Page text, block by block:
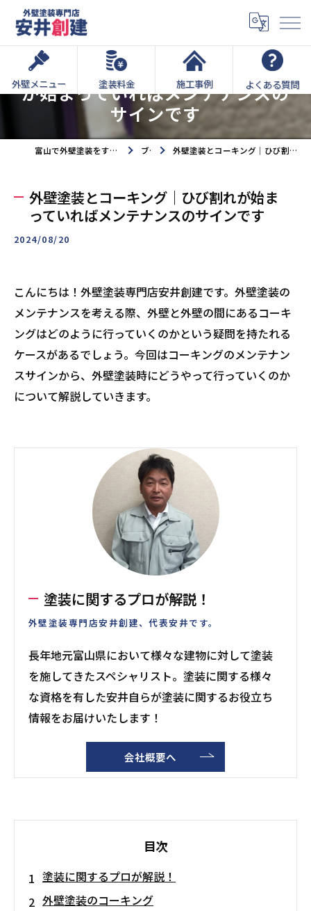
外壁メニュー 塗装料金 施工事例 よくある質問
外壁塗装とコーキング｜ひび割れ
が始まっていればメンテナンスの
サインです
富山で外壁塗装をするなら外壁塗装専門店安井創建へ ブログ 外壁塗装とコーキング｜ひび割れが始まっていればメンテナンスのサインです
外壁塗装とコーキング｜ひび割れが始ま
っていればメンテナンスのサインです
2024/08/20
こんにちは！外壁塗装専門店安井創建です。外壁塗装の
メンテナンスを考える際、外壁と外壁の間にあるコーキ
ングはどのように行っていくのかという疑問を持たれる
ケースがあるでしょう。今回はコーキングのメンテナン
スサインから、外壁塗装時にどうやって行っていくのか
について解説していきます。
塗装に関するプロが解説！
外壁塗装専門店安井創建、代表安井です。
長年地元富山県において様々な建物に対して塗装
を施してきたスペシャリスト。塗装に関する様々
な資格を有した安井自らが塗装に関するお役立ち
情報をお届けいたします！
会社概要へ
目次
塗装に関するプロが解説！
外壁塗装のコーキング